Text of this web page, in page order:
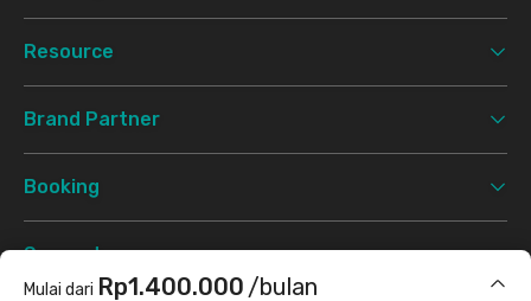
Mulai dari Rp1.400.000 /bulan
Resource
Brand Partner
Booking
Support